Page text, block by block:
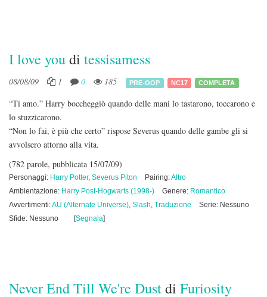
I love youdi tessisamess
08/08/09 1 0 185 PRE-OOP NC17 COMPLETA
“Ti amo.” Harry boccheggiò quando delle mani lo tastarono, toccarono e
lo stuzzicarono.
“Non lo fai, è più che certo” rispose Severus quando delle gambe gli si
avvolsero attorno alla vita.
(782 parole, pubblicata 15/07/09)
Personaggi: Harry Potter, Severus Piton Pairing:Altro
Ambientazione: Harry Post-Hogwarts (1998-) Genere: Romantico
Avvertimenti:AU (Alternate Universe), Slash, Traduzione
Serie: Nessuno
Sfide: Nessuno
[Segnala]
Never End Till We're Dustdi Furiosity